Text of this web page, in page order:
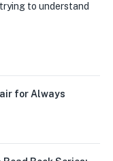
to understand
for Always